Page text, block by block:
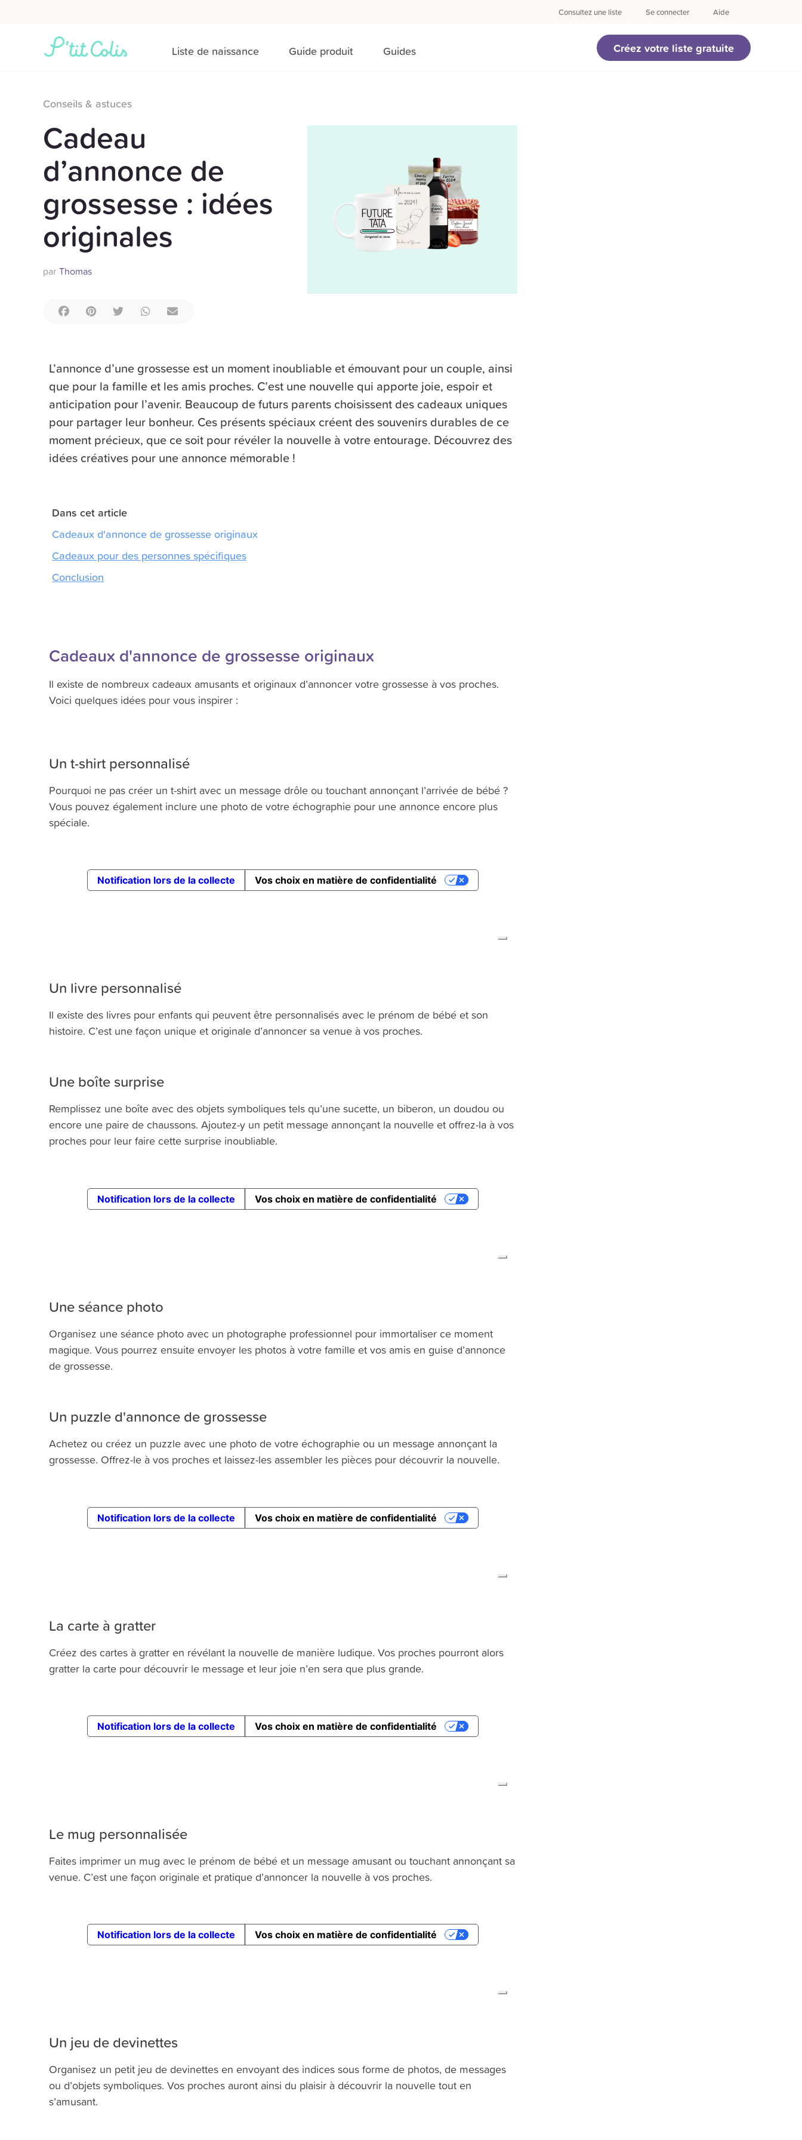
Consultez une liste Se connecter Aide
Liste de naissance Guide produit Guides Créez votre liste gratuite
Conseils & astuces
Cadeau
d’annonce de
grossesse : idées
originales
par Thomas
L’annonce d’une grossesse est un moment inoubliable et émouvant pour un couple, ainsi
que pour la famille et les amis proches. C’est une nouvelle qui apporte joie, espoir et
anticipation pour l’avenir. Beaucoup de futurs parents choisissent des cadeaux uniques
pour partager leur bonheur. Ces présents spéciaux créent des souvenirs durables de ce
moment précieux, que ce soit pour révéler la nouvelle à votre entourage. Découvrez des
idées créatives pour une annonce mémorable !
Dans cet article
Cadeaux d'annonce de grossesse originaux
Cadeaux pour des personnes spécifiques
Conclusion
Cadeaux d'annonce de grossesse originaux
Il existe de nombreux cadeaux amusants et originaux d’annoncer votre grossesse à vos proches.
Voici quelques idées pour vous inspirer :
Un t-shirt personnalisé
Pourquoi ne pas créer un t-shirt avec un message drôle ou touchant annonçant l’arrivée de bébé ?
Vous pouvez également inclure une photo de votre échographie pour une annonce encore plus
spéciale.
Un livre personnalisé
Il existe des livres pour enfants qui peuvent être personnalisés avec le prénom de bébé et son
histoire. C’est une façon unique et originale d’annoncer sa venue à vos proches.
Une boîte surprise
Remplissez une boîte avec des objets symboliques tels qu’une sucette, un biberon, un doudou ou
encore une paire de chaussons. Ajoutez-y un petit message annonçant la nouvelle et offrez-la à vos
proches pour leur faire cette surprise inoubliable.
Une séance photo
Organisez une séance photo avec un photographe professionnel pour immortaliser ce moment
magique. Vous pourrez ensuite envoyer les photos à votre famille et vos amis en guise d’annonce
de grossesse.
Un puzzle d'annonce de grossesse
Achetez ou créez un puzzle avec une photo de votre échographie ou un message annonçant la
grossesse. Offrez-le à vos proches et laissez-les assembler les pièces pour découvrir la nouvelle.
La carte à gratter
Créez des cartes à gratter en révélant la nouvelle de manière ludique. Vos proches pourront alors
gratter la carte pour découvrir le message et leur joie n’en sera que plus grande.
Le mug personnalisée
Faites imprimer un mug avec le prénom de bébé et un message amusant ou touchant annonçant sa
venue. C’est une façon originale et pratique d’annoncer la nouvelle à vos proches.
Un jeu de devinettes
Organisez un petit jeu de devinettes en envoyant des indices sous forme de photos, de messages
ou d’objets symboliques. Vos proches auront ainsi du plaisir à découvrir la nouvelle tout en
s’amusant.